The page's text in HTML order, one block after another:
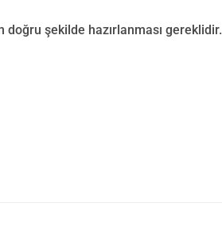
şekilde hazırlanması gereklidir.